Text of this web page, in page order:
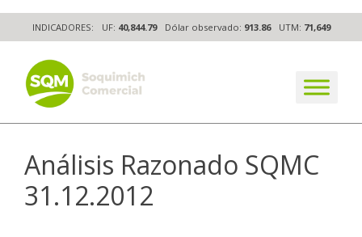
to
content
INDICADORES: UF: 40,844.79 Dólar observado: 913.86 UTM: 71,649
The worldwide business formula
Análisis Razonado SQMC
31.12.2012